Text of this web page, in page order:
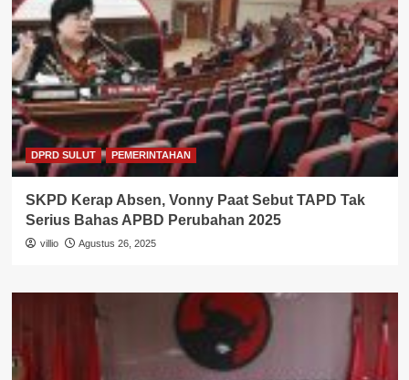
DPRD SULUT PEMERINTAHAN
SKPD Kerap Absen, Vonny Paat Sebut TAPD Tak
Serius Bahas APBD Perubahan 2025
villio Agustus 26, 2025